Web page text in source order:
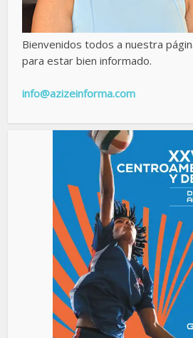
Bienvenidos todos a nuestra
para estar bien informado.
info@azizeinforma.com